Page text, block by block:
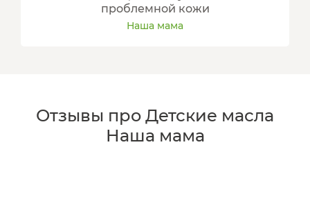
проблемной кожи
Наша мама
Отзывы про Детские масла
Наша мама